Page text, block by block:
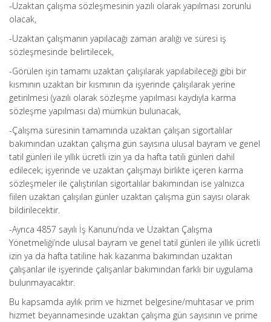
-Uzaktan çalışma sözleşmesinin yazılı olarak yapılması zorunlu
olacak,
-Uzaktan çalışmanın yapılacağı zaman aralığı ve süresi iş
sözleşmesinde belirtilecek,
-Görülen işin tamamı uzaktan çalışılarak yapılabileceği gibi bir
kısmının uzaktan bir kısmının da işyerinde çalışılarak yerine
getirilmesi (yazılı olarak sözleşme yapılması kaydıyla karma
sözleşme yapılması da) mümkün bulunacak,
-Çalışma süresinin tamamında uzaktan çalışan sigortalılar
bakımından uzaktan çalışma gün sayısına ulusal bayram ve genel
tatil günleri ile yıllık ücretli izin ya da hafta tatili günleri dahil
edilecek; işyerinde ve uzaktan çalışmayı birlikte içeren karma
sözleşmeler ile çalıştırılan sigortalılar bakımından ise yalnızca
fiilen uzaktan çalışılan günler uzaktan çalışma gün sayısı olarak
bildirilecektir.
-Ayrıca 4857 sayılı İş Kanunu’nda ve Uzaktan Çalışma
Yönetmeliği’nde ulusal bayram ve genel tatil günleri ile yıllık ücretli
izin ya da hafta tatiline hak kazanma bakımından uzaktan
çalışanlar ile işyerinde çalışanlar bakımından farklı bir uygulama
bulunmayacaktır.
Bu kapsamda aylık prim ve hizmet belgesine/muhtasar ve prim
hizmet beyannamesinde uzaktan çalışma gün sayısının ve prime